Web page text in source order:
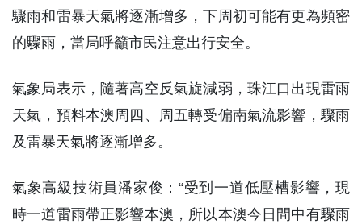
驟雨和雷暴天氣將逐漸增多，下周初可能有更為頻密
的驟雨，當局呼籲市民注意出行安全。
氣象局表示，隨著高空反氣旋減弱，珠江口出現雷雨
天氣，預料本澳周四、周五轉受偏南氣流影響，驟雨
及雷暴天氣將逐漸增多。
氣象高級技術員潘家俊：“受到一道低壓槽影響，現
時一道雷雨帶正影響本澳，所以本澳今日間中有驟雨